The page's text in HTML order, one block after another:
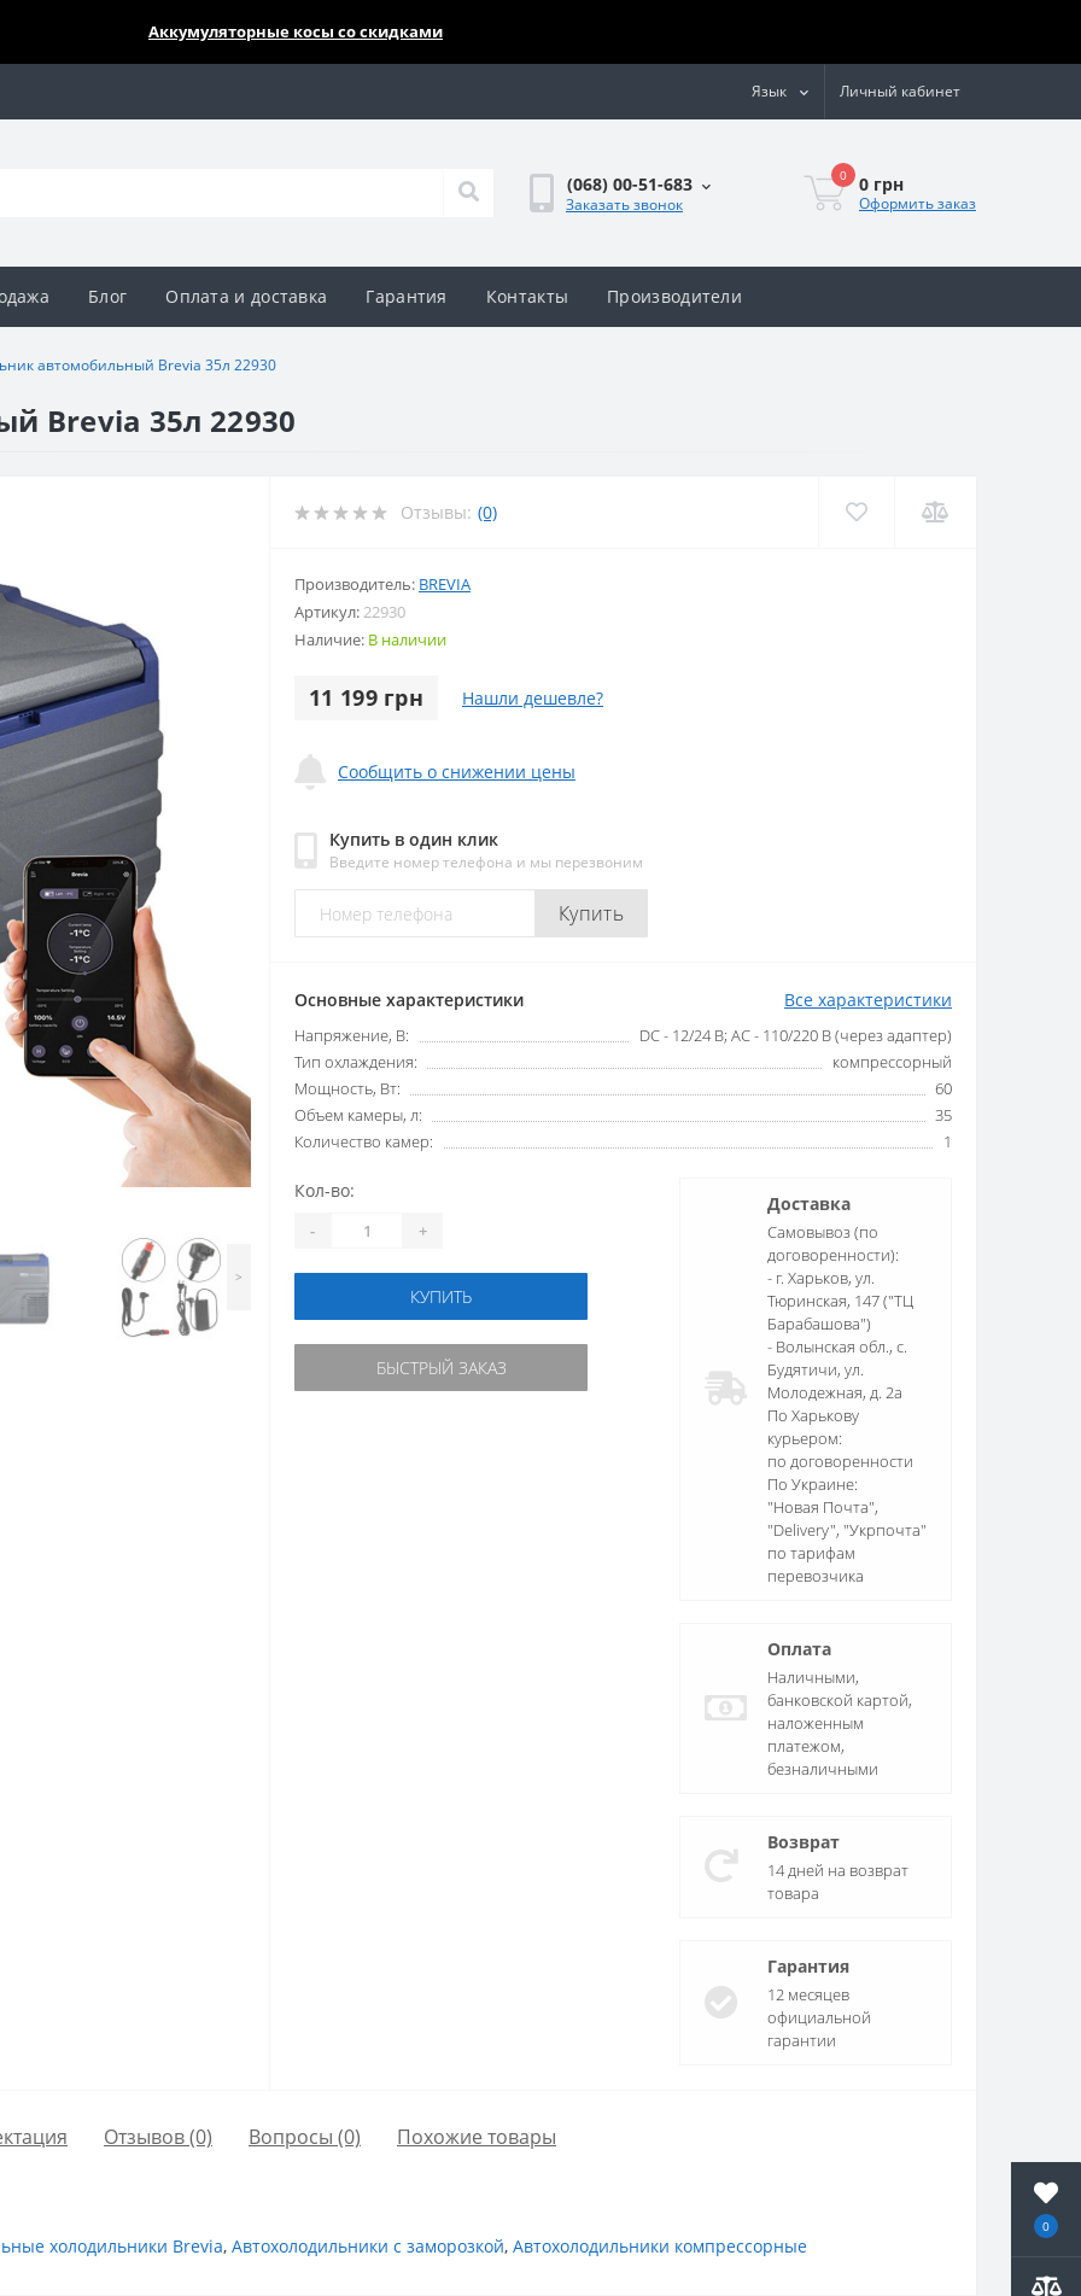
0
Аккумуляторные косы со скидками
Язык Личный кабинет
(068) 00-51-683
Заказать звонок
0 0 грн
Оформить заказ
Блог Оплата и доставка Гарантия Контакты Производители
автомобильный Brevia 35л 22930
Brevia 35л 22930
>
Отзывы: (0)
Производитель: BREVIA
Артикул:22930
Наличие: В наличии
11 199 грн Нашли дешевле?
Сообщить о снижении цены
Купить в один клик
Введите номер телефона и мы перезвоним
Купить
Основные характеристики Все характеристики
Напряжение, В:
DC - 12/24 В; AC - 110/220 В (через адаптер)
Тип охлаждения:
компрессорный
Мощность, Вт:
60
Объем камеры, л:
35
Количество камер:
1
Кол-во:
- +
КУПИТЬ
БЫСТРЫЙ ЗАКАЗ
Доставка
Самовывоз (по
договоренности):
- г. Харьков, ул.
Тюринская, 147 ("ТЦ
Барабашова")
- Волынская обл., c.
Будятичи, ул.
Молодежная, д. 2а
По Харькову
курьером:
по договоренности
По Украине:
"Новая Почта",
"Delivery", "Укрпочта"
по тарифам
перевозчика
Оплата
Наличными,
банковской картой,
наложенным
платежом,
безналичными
Возврат
14 дней на возврат
товара
Гарантия
12 месяцев
официальной
гарантии
Отзывов (0) Вопросы (0) Похожие товары
холодильники Brevia, Автохолодильники с заморозкой, Автохолодильники компрессорные